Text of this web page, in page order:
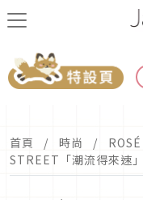
首頁 時尚
STREET「潮流得來速